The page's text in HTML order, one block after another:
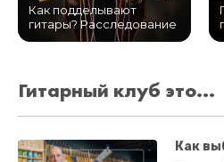
Как подделывают
гитары? Расследование
Гитарный клуб это...
Как